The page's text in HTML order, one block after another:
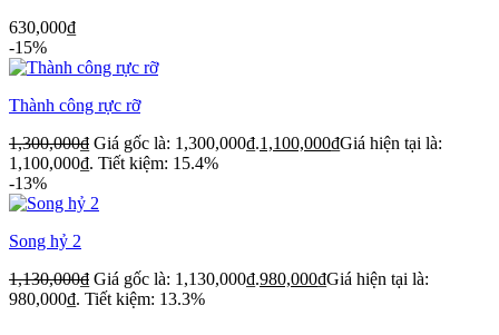
630,000₫
-15%
Thành công rực rỡ
1,300,000₫ Giá gốc là: 1,300,000₫.1,100,000₫Giá hiện tại là:
1,100,000₫. Tiết kiệm: 15.4%
-13%
Song hỷ 2
1,130,000₫ Giá gốc là: 1,130,000₫.980,000₫Giá hiện tại là:
980,000₫. Tiết kiệm: 13.3%